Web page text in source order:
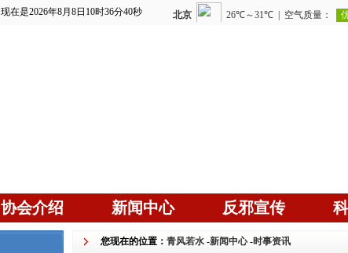
现在是2026年8月8日10时36分42秒
协会介绍 新闻中心 反邪宣传
您现在的位置： 青风若水 -新闻中心 -时事资讯